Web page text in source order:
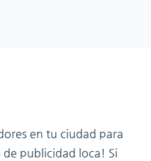
en tu ciudad para
publicidad loca! Si